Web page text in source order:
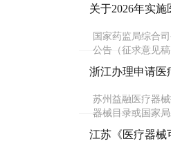
关于2026年实
国家药监局综合
公告（征求意见
浙江办理申请医
苏州益融医疗器
器械目录或国家
江苏《医疗器械